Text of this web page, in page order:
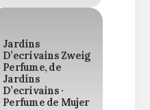
Jardins
D’ecrivains Zweig
Perfume, de
Jardins
D’ecrivains ·
Perfume de Mujer